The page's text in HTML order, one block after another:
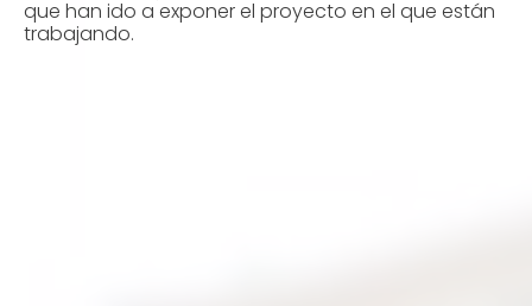
que han ido a exponer el proyecto en el que están
trabajando.